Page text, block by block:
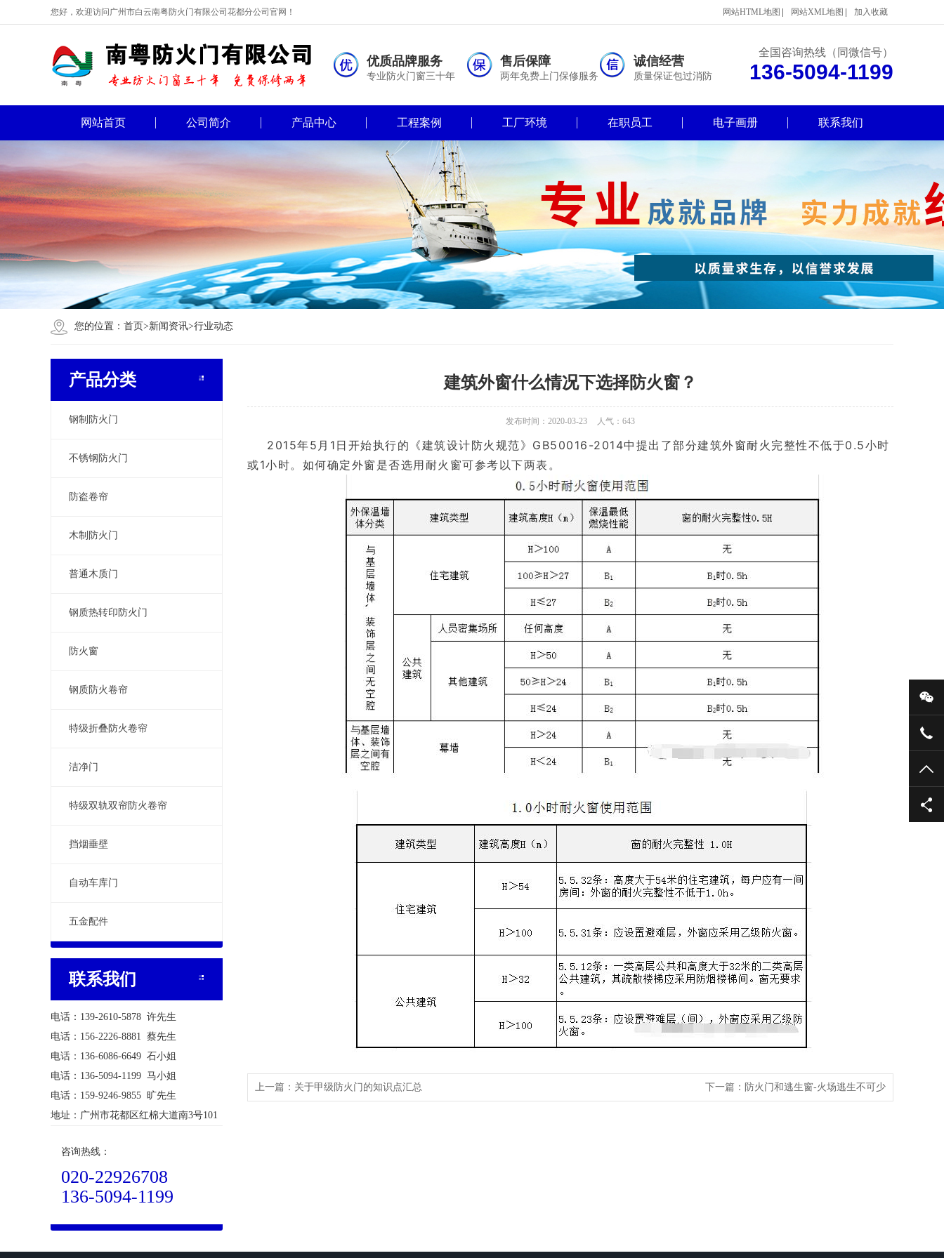
网站HTML地图 网站XML地图 加入收藏
您好，欢迎访问广州市白云南粤防火门有限公司花都分公司官网！
优质品牌服务
专业防火门窗三十年
售后保障
两年免费上门保修服务
诚信经营
质量保证包过消防
全国咨询热线（同微信号）
136-5094-1199
网站首页 公司简介 产品中心 工程案例 工厂环境 在职员工 电子画册 联系我们
您的位置： 首页>新闻资讯>行业动态
产品分类
钢制防火门
不锈钢防火门
防盗卷帘
木制防火门
普通木质门
钢质热转印防火门
防火窗
钢质防火卷帘
特级折叠防火卷帘
洁净门
特级双轨双帘防火卷帘
挡烟垂壁
自动车库门
五金配件
联系我们
电话：139-2610-5878 许先生
电话：156-2226-8881 蔡先生
电话：136-6086-6649 石小姐
电话：136-5094-1199 马小姐
电话：159-9246-9855 旷先生
地址：广州市花都区红棉大道南3号101
咨询热线：
020-22926708
136-5094-1199
建筑外窗什么情况下选择防火窗？
发布时间：2020-03-23 人气： 643
2015年5月1日开始执行的《建筑设计防火规范》GB50016-2014中提出了部分建筑外窗耐火完整性不低于0.5小时
或1小时。如何确定外窗是否选用耐火窗可参考以下两表。
上一篇： 关于甲级防火门的知识点汇总 下一篇： 防火门和逃生窗-火场逃生不可少
微